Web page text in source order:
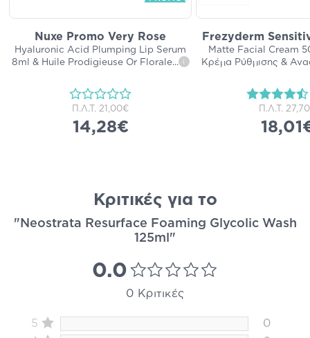
Nuxe Promo Very Rose
Hyaluronic Acid Plumping Lip Serum
8ml & Huile Prodigieuse Or Florale... i
Π.Λ.Τ. 21,00€
14,28€
Frezyderm
Matte Facial Cream
Κρέμα Ρύθμισης &
Π.Λ.Τ.
Κριτικές για το
"Neostrata Resurface Foaming Glycolic Wash
125ml"
0.0
0 Κριτικές
5
0